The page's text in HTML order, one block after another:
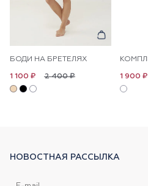
БОДИ НА БРЕТЕЛЯХ
2 400 ₽
1 100 ₽ 1 900 ₽
НОВОСТНАЯ РАССЫЛКА